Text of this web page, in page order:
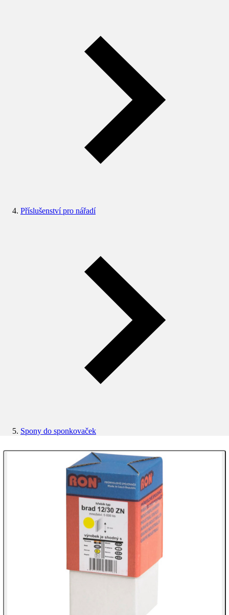
Příslušenství pro nářadí
Spony do sponkovaček